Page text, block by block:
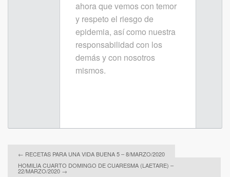
ahora que vemos con temor
y respeto el riesgo de
epidemia, así como nuestra
responsabilidad con los
demás y con nosotros
mismos.
← RECETAS PARA UNA VIDA BUENA 5 – 8/MARZO/2020
HOMILÍA CUARTO DOMINGO DE CUARESMA (LAETARE) –
22/MARZO/2020 →